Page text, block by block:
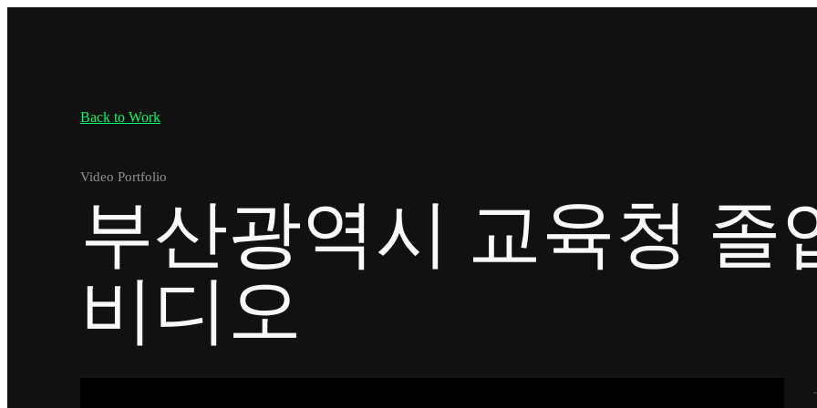
Back to Work
Video Portfolio
부산광역시 교육청 졸
비디오